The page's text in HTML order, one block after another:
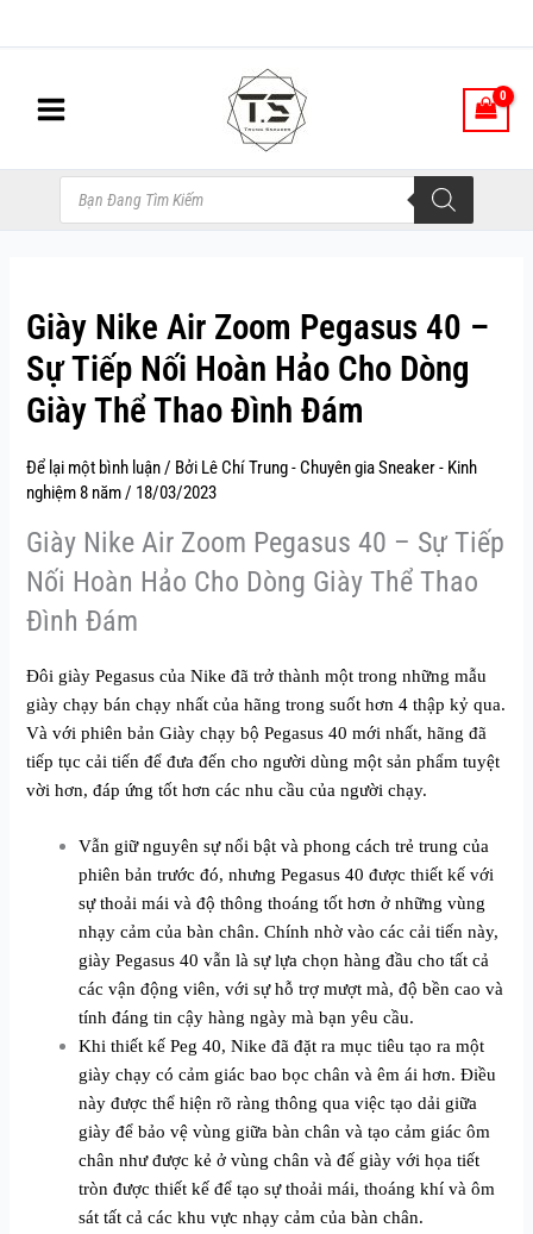
tới
Tìm
kiếm
sản
Giày Nike Air Zoom Pegasus 40 –
Sự Tiếp Nối Hoàn Hảo Cho Dòng
Giày Thể Thao Đình Đám
Để lại một bình luận/ Bởi Lê Chí Trung - Chuyên gia Sneaker - Kinh
nghiệm 8 năm/ 18/03/2023
Giày Nike Air Zoom Pegasus 40 – Sự Tiếp
Nối Hoàn Hảo Cho Dòng Giày Thể Thao
Đình Đám
Đôi giày Pegasus của Nike đã trở thành một trong những mẫu
giày chạy bán chạy nhất của hãng trong suốt hơn 4 thập kỷ qua.
Và với phiên bảnGiày chạy bộ Pegasus 40 mới nhất, hãng đã
tiếp tục cải tiến để đưa đến cho người dùng một sản phẩm tuyệt
vời hơn, đáp ứng tốt hơn các nhu cầu của người chạy.
Vẫn giữ nguyên sự nổi bật và phong cách trẻ trung của
phiên bản trước đó, nhưng Pegasus 40 được thiết kế với
sự thoải mái và độ thông thoáng tốt hơn ở những vùng
nhạy cảm của bàn chân. Chính nhờ vào các cải tiến này,
giày Pegasus 40 vẫn là sự lựa chọn hàng đầu cho tất cả
các vận động viên, với sự hỗ trợ mượt mà, độ bền cao và
tính đáng tin cậy hàng ngày mà bạn yêu cầu.
Khi thiết kế Peg 40, Nike đã đặt ra mục tiêu tạo ra một
giày chạy có cảm giác bao bọc chân và êm ái hơn. Điều
này được thể hiện rõ ràng thông qua việc tạo dải giữa
giày để bảo vệ vùng giữa bàn chân và tạo cảm giác ôm
chân như được kẻ ở vùng chân và đế giày với họa tiết
tròn được thiết kế để tạo sự thoải mái, thoáng khí và ôm
sát tất cả các khu vực nhạy cảm của bàn chân.